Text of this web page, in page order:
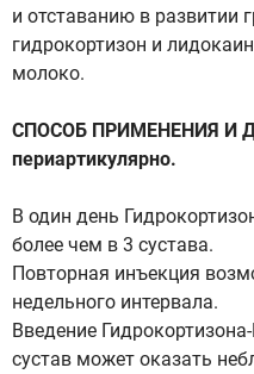
и отставанию в развитии
гидрокортизон и
молоко.
СПОСОБ ПРИМЕНЕНИЯ И
периартикулярно.
В один день
более чем в 3 сустава.
Повторная инъекция
недельного интервала.
Введение
сустав может оказать